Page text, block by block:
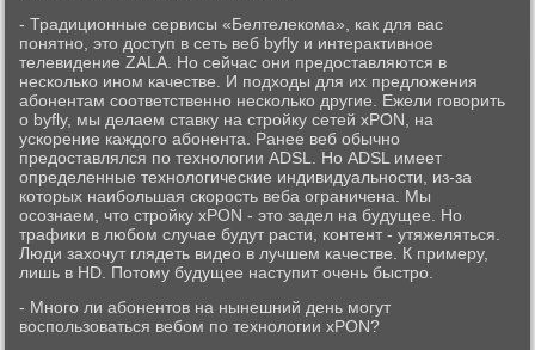
- Традиционные сервисы «Белтелекома», как для вас
понятно, это доступ в сеть веб byfly и интерактивное
телевидение ZALA. Но сейчас они предоставляются в
несколько ином качестве. И подходы для их предложения
абонентам соответственно несколько другие. Ежели говорить
о byfly, мы делаем ставку на стройку сетей xPON, на
ускорение каждого абонента. Ранее веб обычно
предоставлялся по технологии ADSL. Но ADSL имеет
определенные технологические индивидуальности, из-за
которых наибольшая скорость веба ограничена. Мы
осознаем, что стройку xPON - это задел на будущее. Но
трафики в любом случае будут расти, контент - утяжеляться.
Люди захочут глядеть видео в лучшем качестве. К примеру,
лишь в HD. Потому будущее наступит очень быстро.
- Много ли абонентов на нынешний день могут
воспользоваться вебом по технологии xPON?